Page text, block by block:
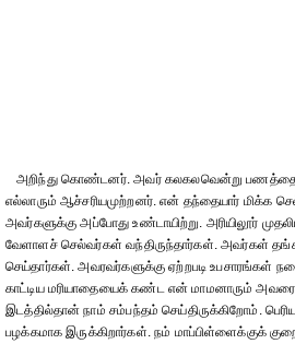
அறிந்து கொண்டனர். அவர் கலகலவென்று பணத்தை
எல்லாரும் ஆச்சரியமுற்றனர். என் தந்தையார் மிக்க
அவர்களுக்கு அப்போது உண்டாயிற்று. அரியிலூர்
வேளாளச் செல்வர்கள் வந்திருந்தார்கள். அவர்கள்
செய்தார்கள். அவரவர்களுக்கு ஏற்றபடி உபசாரங்கள்
காட்டிய மரியாதையைக் கண்ட என் மாமனாரும்
இடத்தில்தான் நாம் சம்பந்தம் செய்திருக்கிறோம்.
பழக்கமாக இருக்கிறார்கள். நம் மாப்பிள்ளைக்குக்